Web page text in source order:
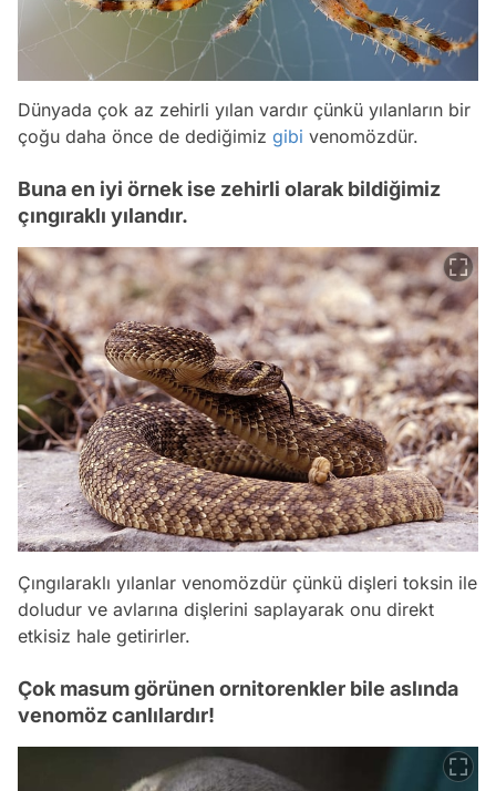
Dünyada çok az zehirli yılan vardır çünkü yılanların bir
çoğu daha önce de dediğimiz gibi venomözdür.
Buna en iyi örnek ise zehirli olarak bildiğimiz
çıngıraklı yılandır.
Çıngılaraklı yılanlar venomözdür çünkü dişleri toksin ile
doludur ve avlarına dişlerini saplayarak onu direkt
etkisiz hale getirirler.
Çok masum görünen ornitorenkler bile aslında
venomöz canlılardır!